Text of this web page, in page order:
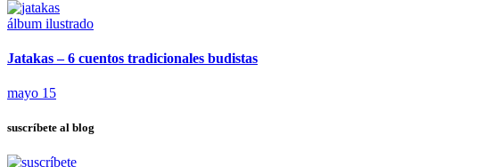
álbum ilustrado
Jatakas – 6 cuentos tradicionales budistas
mayo 15
suscríbete al blog